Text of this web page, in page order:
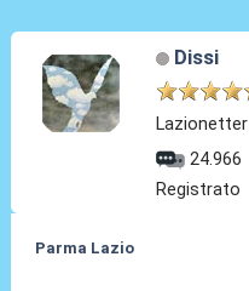
Dissi
Lazionetter
24.966
Registrato
Parma Lazio